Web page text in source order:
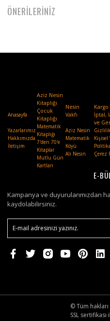
ÖNERİLERİNİZ
Anasayfa
Yazarlarımız
Hakkımızda
İletişim
Aziz Nesin
Kitaplığı
Çocuk
Kitaplığı
Matematik
Kitaplığı
7'den 70'e
Kitaplar
Mutlu Gün
Kartları
Nesin
Vakfı
Aziz Nesin
Matematik
Köyü
Ali Nesin
Kargo
İptal,
ve
Kişisel
Çerez
E-
Kampanya ve duyurularımızdan
kaydolabilirsiniz.
© Tüm
SSL